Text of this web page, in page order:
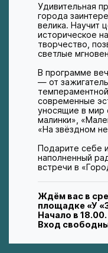
Удивительная
города
велика. Научит
историческое
творчество,
светлые
В программе
— от
современные
уносящие в мир
малинки»,
«На звёздном
Подарите себе
наполненный
встречи в
Ждём вас в
площадке «У
Начало в 18.00.
Вход